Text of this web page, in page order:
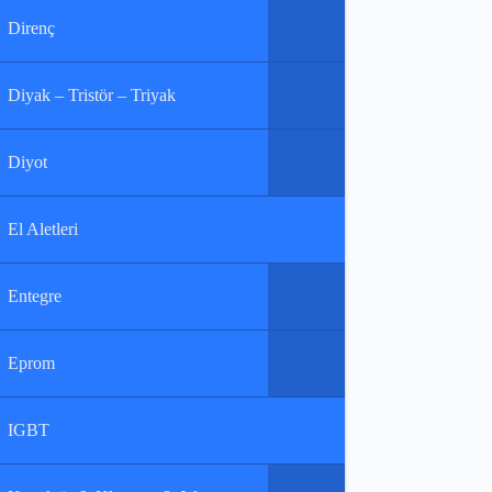
Direnç
Diyak – Tristör – Triyak
Diyot
El Aletleri
Entegre
Eprom
IGBT